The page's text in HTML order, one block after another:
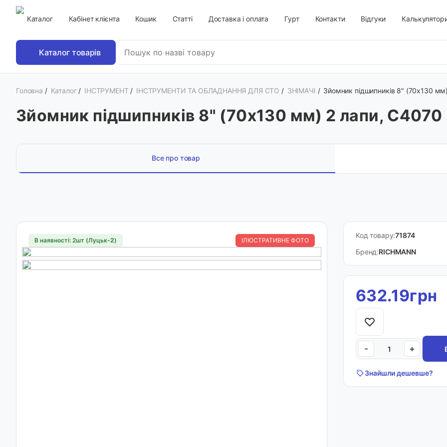
Каталог Кабінет клієнта Кошик Статті Доставка і оплата Гурт Контакти Відгуки
Каталог товарів
Головна / Каталог / ІНСТРУМЕНТ / ІНСТРУМЕНТИ ТА ОБЛАДНАННЯ ДЛЯ СТО / ЗНІМАЧІ / Зйомник підшипників 8" (70х130
Зйомник підшипників 8" (70х130 мм) 2 лапи,
Все про товар
В наявності: 2шт (Луцьк-2) ІЛЮСТРАТИВНЕ ФОТО
Код товару:71874
Бренд:RICHMANN
632.19грн
- +
Знайшли дешевше?